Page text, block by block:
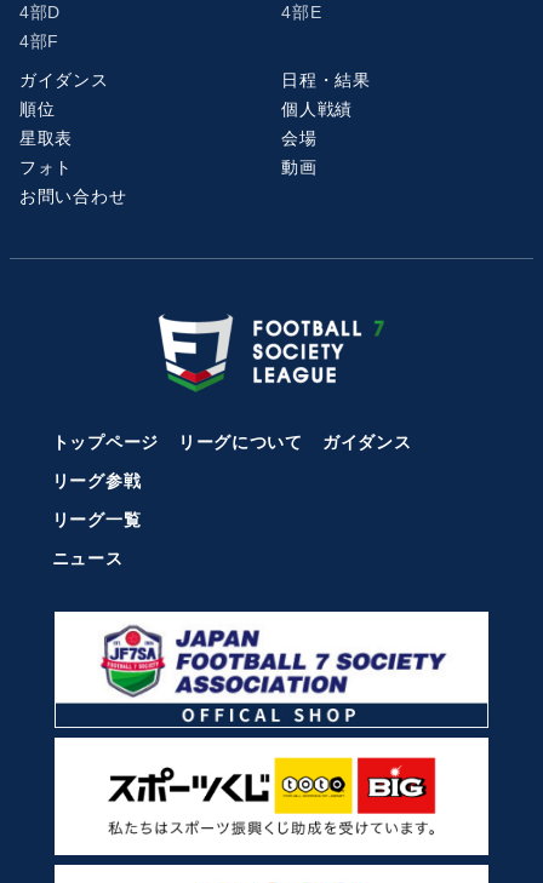
4部D
4部E
4部F
ガイダンス
日程・結果
順位
個人戦績
星取表
会場
フォト
動画
お問い合わせ
トップページ リーグについて
ガイダンス
リーグ参戦
リーグ一覧
ニュース